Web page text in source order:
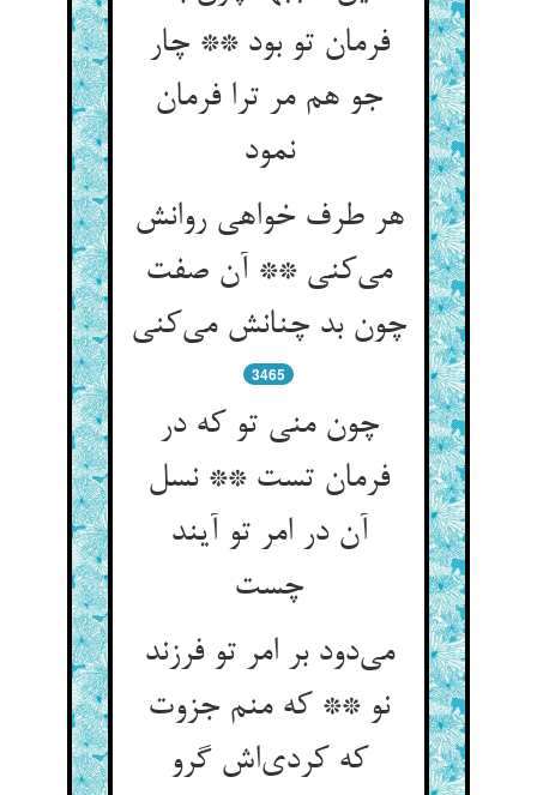
فرمان تو بود ** چار
جو هم مر ترا فرمان
نمود
هر طرف خواهی روانش
می‌کنی ** آن صفت
چون بد چنانش می‌کنی
3465
چون منی تو که در
فرمان تست ** نسل
آن در امر تو آیند
چست
می‌دود بر امر تو فرزند
نو ** که منم جزوت
که کردی‌اش گرو